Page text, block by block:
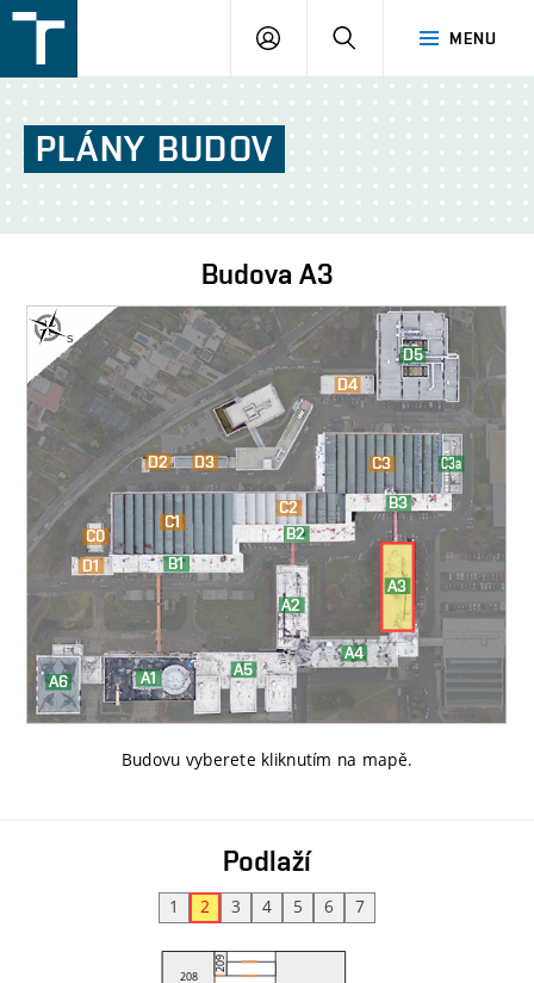
v
Brně
MENU
PŘIHLÁŠENÍ
PLÁNY BUDOV
Budova A3
Budovu vyberete kliknutím na mapě.
Podlaží
1 2 3 4 5 6 7